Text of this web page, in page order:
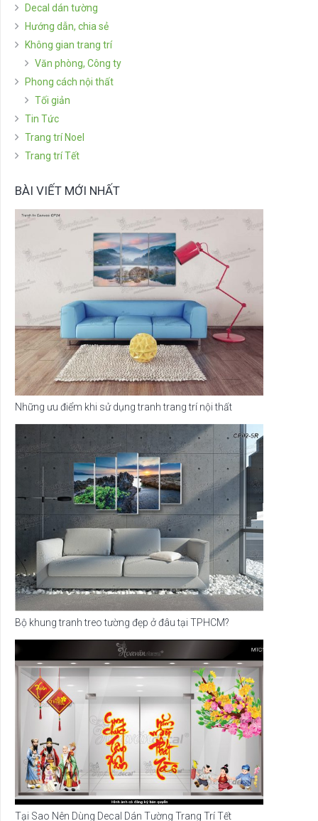
Decal dán tường
Hướng dẫn, chia sẻ
Không gian trang trí
Văn phòng, Công ty
Phong cách nội thất
Tối giản
Tin Tức
Trang trí Noel
Trang trí Tết
BÀI VIẾT MỚI NHẤT
Những ưu điểm khi sử dụng tranh trang trí nội thất
Bộ khung tranh treo tường đẹp ở đâu tại TPHCM?
Tại Sao Nên Dùng Decal Dán Tường Trang Trí Tết